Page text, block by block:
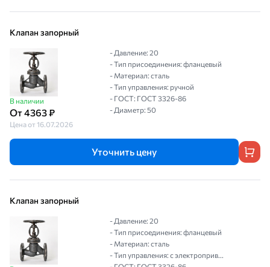
Клапан запорный
В наличии
От 4363 ₽
Цена от 16.07.2026
- Давление: 20
- Тип присоединения: фланцевый
- Материал: сталь
- Тип управления: ручной
- ГОСТ: ГОСТ 3326-86
- Диаметр: 50
Уточнить цену
Клапан запорный
- Давление: 20
- Тип присоединения: фланцевый
- Материал: сталь
- Тип управления: с электроприв...